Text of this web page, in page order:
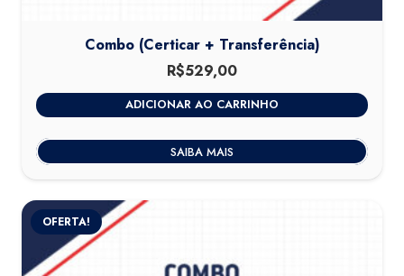
Combo (Certicar + Transferência)
R$529,00
ADICIONAR AO CARRINHO
SAIBA MAIS
OFERTA!